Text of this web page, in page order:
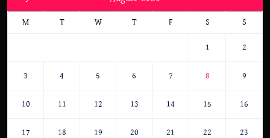
M T W T F S S
1 2
3 4 5 6 7 8 9
10 11 12 13 14 15 16
17 18 19 20 21 22 23